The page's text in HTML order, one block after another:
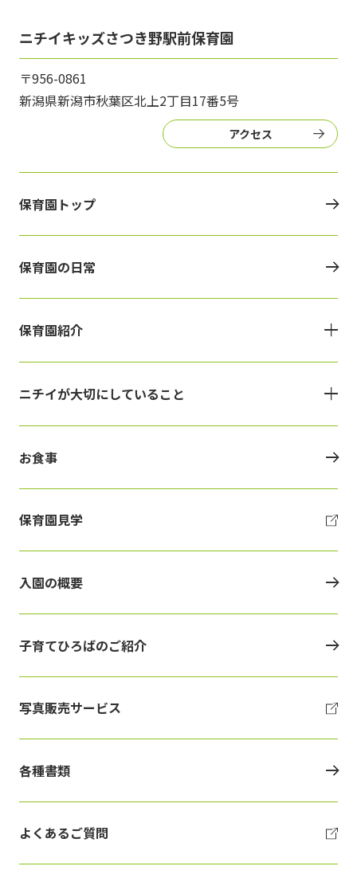
ニチイキッズさつき野駅前保育園
〒956-0861
新潟県新潟市秋葉区北上2丁目17番5号
アクセス
保育園トップ
保育園の日常
保育園紹介
ニチイが大切にしていること
お食事
保育園見学
入園の概要
子育てひろばのご紹介
写真販売サービス
各種書類
よくあるご質問